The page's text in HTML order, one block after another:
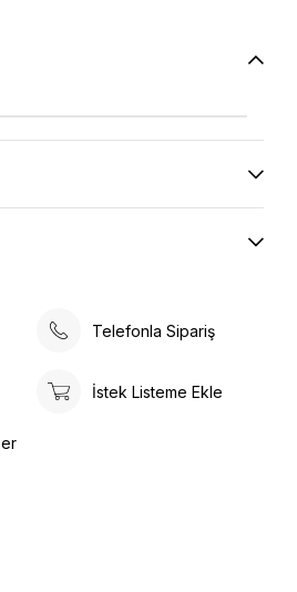
Telefonla Sipariş
İstek Listeme Ekle